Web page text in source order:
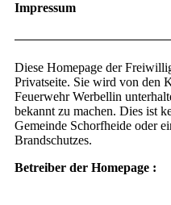
Impressum
Diese Homepage der
Privatseite. Sie wird von den
Feuerwehr Werbellin
bekannt zu machen. Dies ist
Gemeinde Schorfheide oder
Brandschutzes.
Betreiber der Homepage
Altenhofer